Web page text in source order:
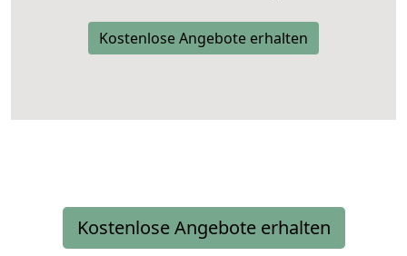
Kostenlose Angebote erhalten
Kostenlose Angebote erhalten